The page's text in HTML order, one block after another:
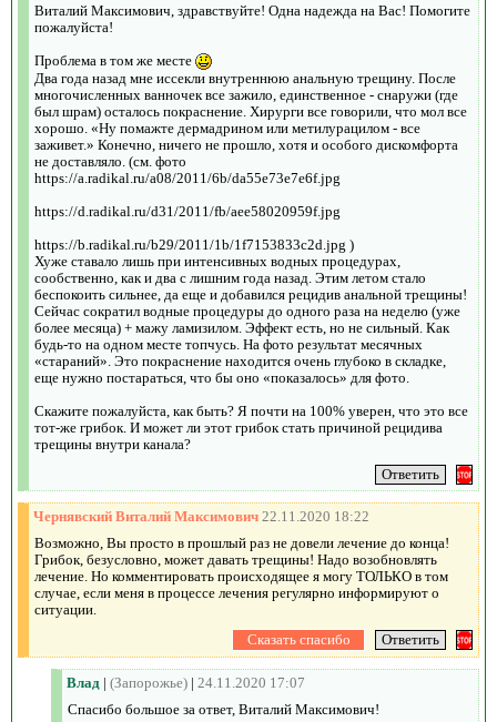
Виталий Максимович, здравствуйте! Одна надежда на Вас! Помогите
пожалуйста!
Проблема в том же месте
Два года назад мне иссекли внутреннюю анальную трещину. После
многочисленных ванночек все зажило, единственное - снаружи (где
был шрам) осталось покраснение. Хирурги все говорили, что мол все
хорошо. «Ну помажте дермадрином или метилурацилом - все
заживет.» Конечно, ничего не прошло, хотя и особого дискомфорта
не доставляло. (см. фото
https://a.radikal.ru/a08/2011/6b/da55e73e7e6f.jpg
https://d.radikal.ru/d31/2011/fb/aee58020959f.jpg
https://b.radikal.ru/b29/2011/1b/1f7153833c2d.jpg )
Хуже ставало лишь при интенсивных водных процедурах,
сообственно, как и два с лишним года назад. Этим летом стало
беспокоить сильнее, да еще и добавился рецидив анальной трещины!
Сейчас сократил водные процедуры до одного раза на неделю (уже
более месяца) + мажу ламизилом. Эффект есть, но не сильный. Как
будь-то на одном месте топчусь. На фото результат месячных
«стараний». Это покраснение находится очень глубоко в складке,
еще нужно постараться, что бы оно «показалось» для фото.
Скажите пожалуйста, как быть? Я почти на 100% уверен, что это все
тот-же грибок. И может ли этот грибок стать причиной рецидива
трещины внутри канала?
Чернявский Виталий Максимович 22.11.2020 18:22
Возможно, Вы просто в прошлый раз не довели лечение до конца!
Грибок, безусловно, может давать трещины! Надо возобновлять
лечение. Но комментировать происходящее я могу ТОЛЬКО в том
случае, если меня в процессе лечения регулярно информируют о
ситуации.
Влад | (Запорожье) | 24.11.2020 17:07
Спасибо большое за ответ, Виталий Максимович!